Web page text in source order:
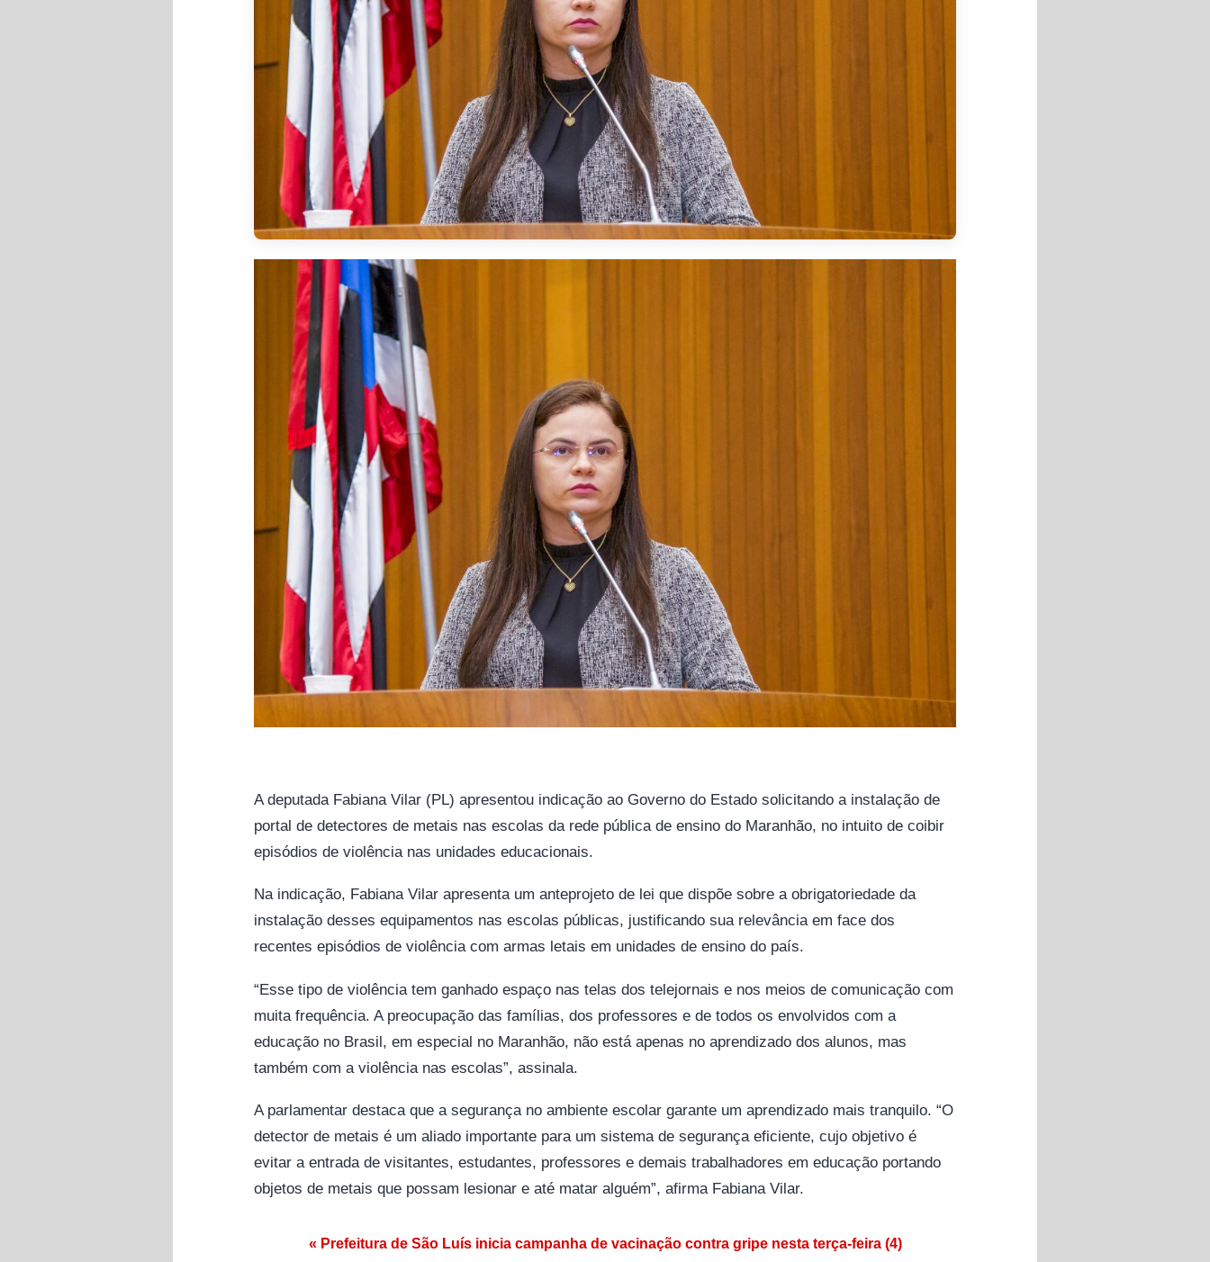
A deputada Fabiana Vilar (PL) apresentou indicação ao Governo do Estado solicitando a instalação de
portal de detectores de metais nas escolas da rede pública de ensino do Maranhão, no intuito de coibir
episódios de violência nas unidades educacionais.
Na indicação, Fabiana Vilar apresenta um anteprojeto de lei que dispõe sobre a obrigatoriedade da
instalação desses equipamentos nas escolas públicas, justificando sua relevância em face dos
recentes episódios de violência com armas letais em unidades de ensino do país.
“Esse tipo de violência tem ganhado espaço nas telas dos telejornais e nos meios de comunicação com
muita frequência. A preocupação das famílias, dos professores e de todos os envolvidos com a
educação no Brasil, em especial no Maranhão, não está apenas no aprendizado dos alunos, mas
também com a violência nas escolas”, assinala.
A parlamentar destaca que a segurança no ambiente escolar garante um aprendizado mais tranquilo. “O
detector de metais é um aliado importante para um sistema de segurança eficiente, cujo objetivo é
evitar a entrada de visitantes, estudantes, professores e demais trabalhadores em educação portando
objetos de metais que possam lesionar e até matar alguém”, afirma Fabiana Vilar.
Navegação de Post
« Prefeitura de São Luís inicia campanha de vacinação contra gripe nesta terça-feira (4)